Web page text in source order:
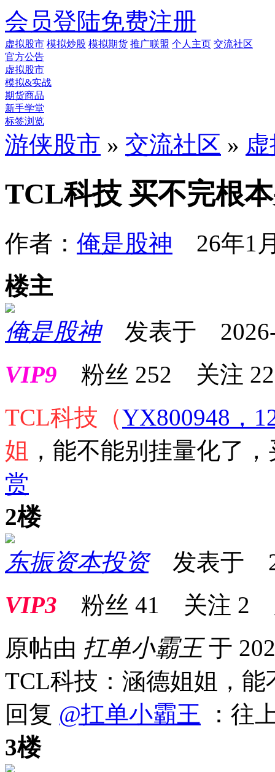
会员登陆免费注册
虚拟股市 模拟炒股 模拟期货 推广联盟 个人主页 交流社区
官方公告
虚拟股市
模拟&实战
期货商品
新手学堂
标签浏览
游侠股市 » 交流社区 »
TCL科技 买不完根
作者： 俺是股神 26年1
楼主
俺是股神发表于 2026-
VIP9 粉丝 252 关注 22
TCL科技 （YX800948，
姐 ，能不能别挂量化了
赏
2楼
东振资本投资发表于
VIP3 粉丝 41 关注 2
原帖由 扛单小霸王于
TCL科技：涵德姐姐，
回复 @扛单小霸王 ：往
3楼